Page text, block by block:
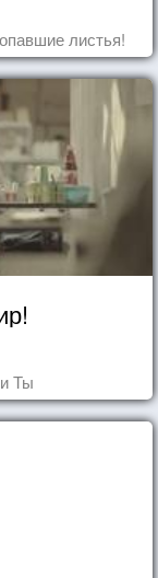
листья!
Ты